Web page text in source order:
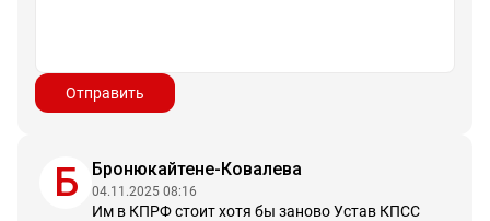
Отправить
Б Бронюкайтене-Ковалева
04.11.2025 08:16
Им в КПРФ стоит хотя бы заново Устав КПСС